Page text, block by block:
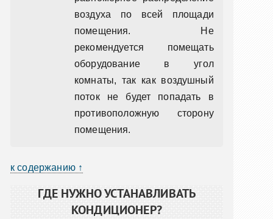
воздуха по всей площади
помещения. Не
рекомендуется помещать
оборудование в угол
комнаты, так как воздушный
поток не будет попадать в
противоположную сторону
помещения.
к содержанию ↑
ГДЕ НУЖНО УСТАНАВЛИВАТЬ
КОНДИЦИОНЕР?